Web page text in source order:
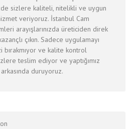
sizlere kaliteli, nitelikli ve uygun
veriyoruz. İstanbul Cam
arayışlarınızda üreticiden direk
çıkın. Sadece uygulamayı
bırakmıyor ve kalite kontrol
teslim ediyor ve yaptığımız
duruyoruz.